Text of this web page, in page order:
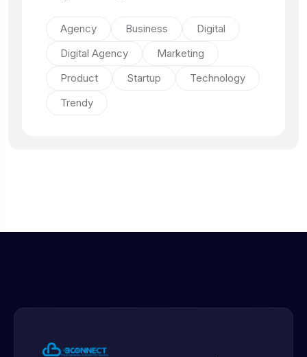
Agency Business
Digital
Digital Agency
Marketing
Product
Startup
Technology
Trendy